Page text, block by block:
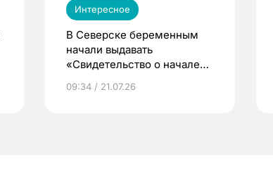
Интересное
В Северске беременным
начали выдавать
«Свидетельство о начале
09:34 / 21.07.26